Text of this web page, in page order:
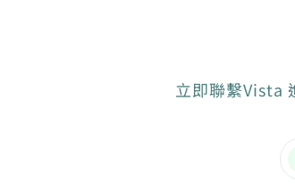
立即聯繫Vista